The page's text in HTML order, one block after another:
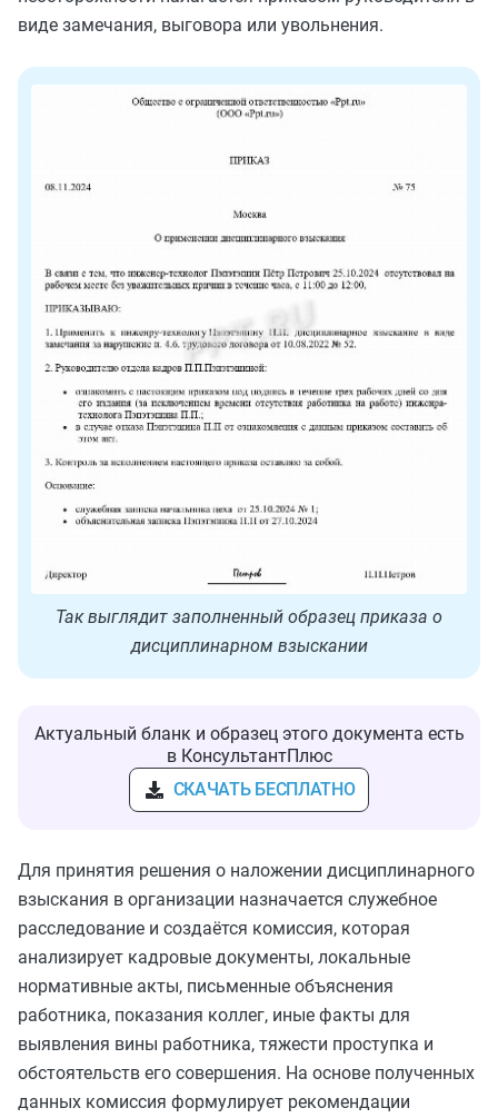
виде замечания, выговора или увольнения.
Так выглядит заполненный образец приказа о
дисциплинарном взыскании
Актуальный бланк и образец этого документа есть
в КонсультантПлюс
СКАЧАТЬ БЕСПЛАТНО
Для принятия решения о наложении дисциплинарного
взыскания в организации назначается служебное
расследование и создаётся комиссия, которая
анализирует кадровые документы, локальные
нормативные акты, письменные объяснения
работника, показания коллег, иные факты для
выявления вины работника, тяжести проступка и
обстоятельств его совершения. На основе полученных
данных комиссия формулирует рекомендации